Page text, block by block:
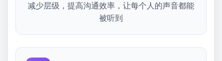
减少层级，提高沟通效率，让每个人的声音都能
被听到